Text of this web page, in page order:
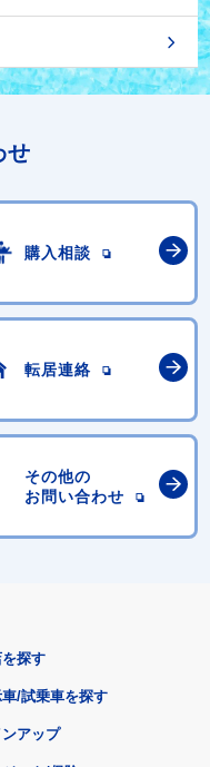
せ
購入相談
転居連絡
その他の
お問い合わせ
探す
車/試乗車を探す
ンアップ